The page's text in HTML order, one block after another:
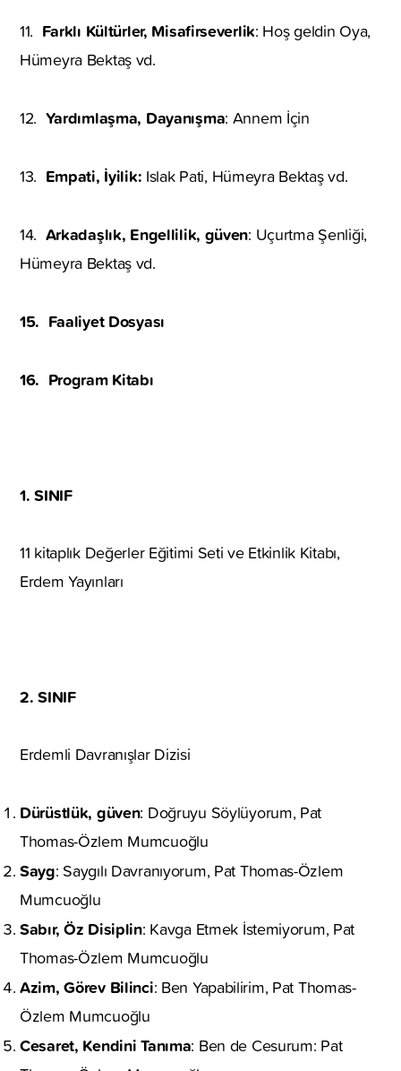
11. Farklı Kültürler, Misafirseverlik: Hoş geldin Oya,
Hümeyra Bektaş vd.
12. Yardımlaşma, Dayanışma: Annem İçin
13. Empati, İyilik: Islak Pati, Hümeyra Bektaş vd.
14. Arkadaşlık, Engellilik, güven: Uçurtma Şenliği,
Hümeyra Bektaş vd.
15. Faaliyet Dosyası
16. Program Kitabı
1. SINIF
11 kitaplık Değerler Eğitimi Seti ve Etkinlik Kitabı,
Erdem Yayınları
2. SINIF
Erdemli Davranışlar Dizisi
Dürüstlük, güven: Doğruyu Söylüyorum, Pat
Thomas-Özlem Mumcuoğlu
Sayg: Saygılı Davranıyorum, Pat Thomas-Özlem
Mumcuoğlu
Sabır, Öz Disiplin: Kavga Etmek İstemiyorum, Pat
Thomas-Özlem Mumcuoğlu
Azim, Görev Bilinci: Ben Yapabilirim, Pat Thomas-
Özlem Mumcuoğlu
Cesaret, Kendini Tanıma: Ben de Cesurum: Pat